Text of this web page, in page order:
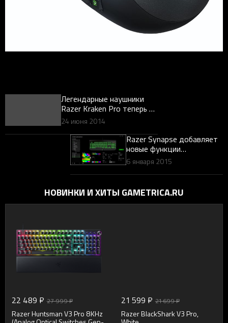
Легендарные наушники
Razer Kraken Pro теперь в
белом цвете!
24 июня 2014
Razer Synapse добавляет
новые функции
клавиатуре BlackWidow
Chroma
6 января 2015
НОВИНКИ И ХИТЫ GAMETRICA.RU
22 489 ₽ 27 999 ₽
Razer Huntsman V3 Pro 8KHz
21 599 ₽ 21 699 ₽
Razer BlackShark V3 Pro,